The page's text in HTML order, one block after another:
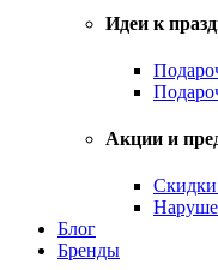
Идеи к
Акции и
Скидки
Блог
Бренды